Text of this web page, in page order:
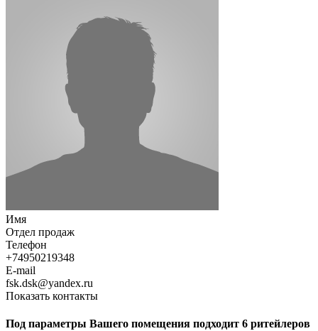
Имя
Отдел продаж
Телефон
+74950219348
E-mail
fsk.dsk@yandex.ru
Показать контакты
Под параметры Вашего помещения подходит 6 ритейлеров